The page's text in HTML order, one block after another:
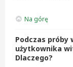
Na górę
Podczas próby
użytkownika
Dlaczego?